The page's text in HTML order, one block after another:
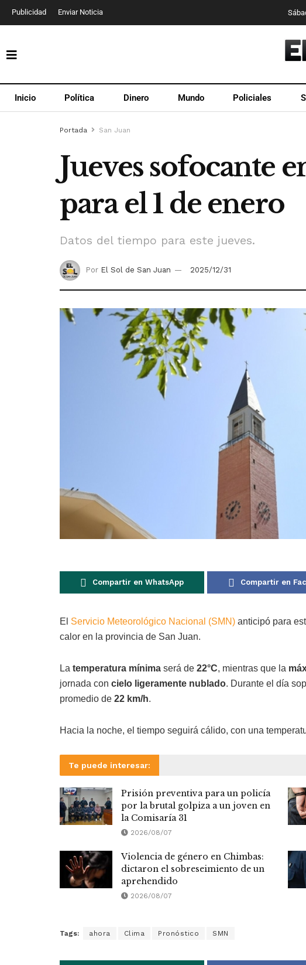
Publicidad Enviar Noticia
Inicio Política Dinero Mundo Policiales
Portada San Juan
Jueves sofocante
para el 1 de enero
Datos del tiempo para este jueves.
Por El Sol de San Juan 2025/12/31
Compartir en WhatsApp Compartir en
El Servicio Meteorológico Nacional (SMN) anticipó para
calor en la provincia de San Juan.
La temperatura mínima será de 22°C, mientras que la
jornada con cielo ligeramente nublado. Durante el día
promedio de 22 km/h.
Hacia la noche, el tiempo seguirá cálido, con una
Te puede interesar:
Prisión preventiva para un policía
por la brutal golpiza a un joven en
la Comisaría 31
2026/08/07
Violencia de género en Chimbas:
dictaron el sobreseimiento de un
aprehendido
2026/08/07
Tags: ahora Clima Pronóstico SMN